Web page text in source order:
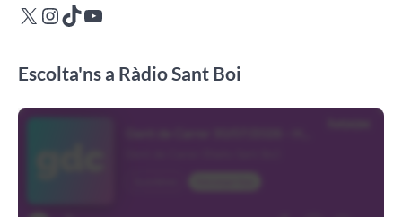
X Instagram
TikTokYouTube
Escolta'ns a Ràdio Sant Boi